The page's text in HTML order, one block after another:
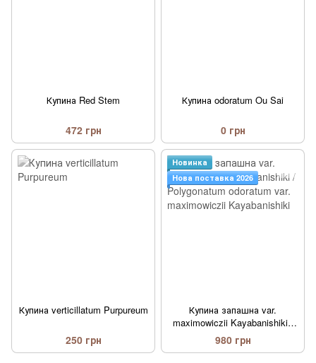
Купина Red Stem
472 грн
Купина odoratum Ou Sai
0 грн
Купина verticillatum Purpureum
250 грн
Новинка
Нова поставка 2026
Купина запашна var.
maximowiczii Kayabanishiki /
Polygonatum odoratum var.
maximowiczii Kayabanishiki
980 грн